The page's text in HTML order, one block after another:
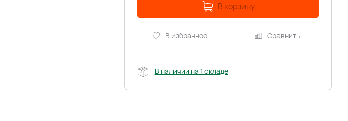
В корзину
В избранное Сравнить
В наличии на 1 складе